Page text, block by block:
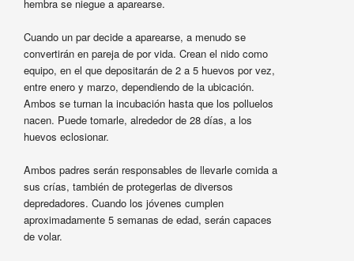
hembra se niegue a aparearse.
Cuando un par decide a aparearse, a menudo se
convertirán en pareja de por vida. Crean el nido como
equipo, en el que depositarán de 2 a 5 huevos por vez,
entre enero y marzo, dependiendo de la ubicación.
Ambos se turnan la incubación hasta que los polluelos
nacen. Puede tomarle, alrededor de 28 días, a los
huevos eclosionar.
Ambos padres serán responsables de llevarle comida a
sus crías, también de protegerlas de diversos
depredadores. Cuando los jóvenes cumplen
aproximadamente 5 semanas de edad, serán capaces
de volar.